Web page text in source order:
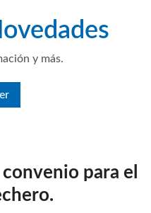
y más.
para el